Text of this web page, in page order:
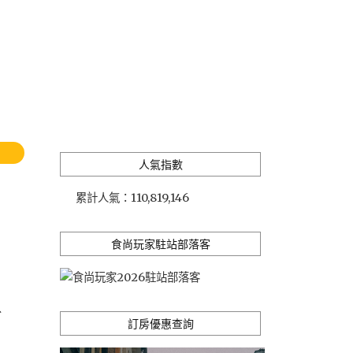
人氣指數
累計人氣： 110,819,146
食尚玩家駐站部落客
訂房優惠查詢